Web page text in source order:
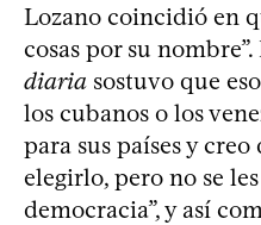
Lozano coincidió en
cosas por su
diaria sostuvo que
los cubanos o los
para sus países y
elegirlo, pero no se
democracia”, y así